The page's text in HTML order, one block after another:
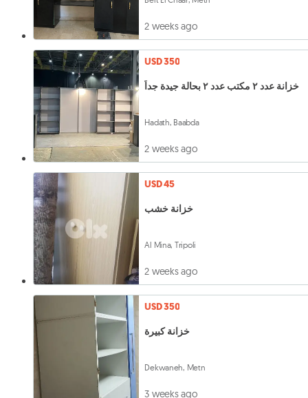
2 weeks ago
USD 350
خزانة عدد ٢ مكتب عدد ٢ بحالة جيدة جداً
Hadath, Baabda
2 weeks ago
USD 45
خزانة خشب
Al Mina, Tripoli
2 weeks ago
USD 350
خزانة كبيرة
Dekwaneh, Metn
3 weeks ago